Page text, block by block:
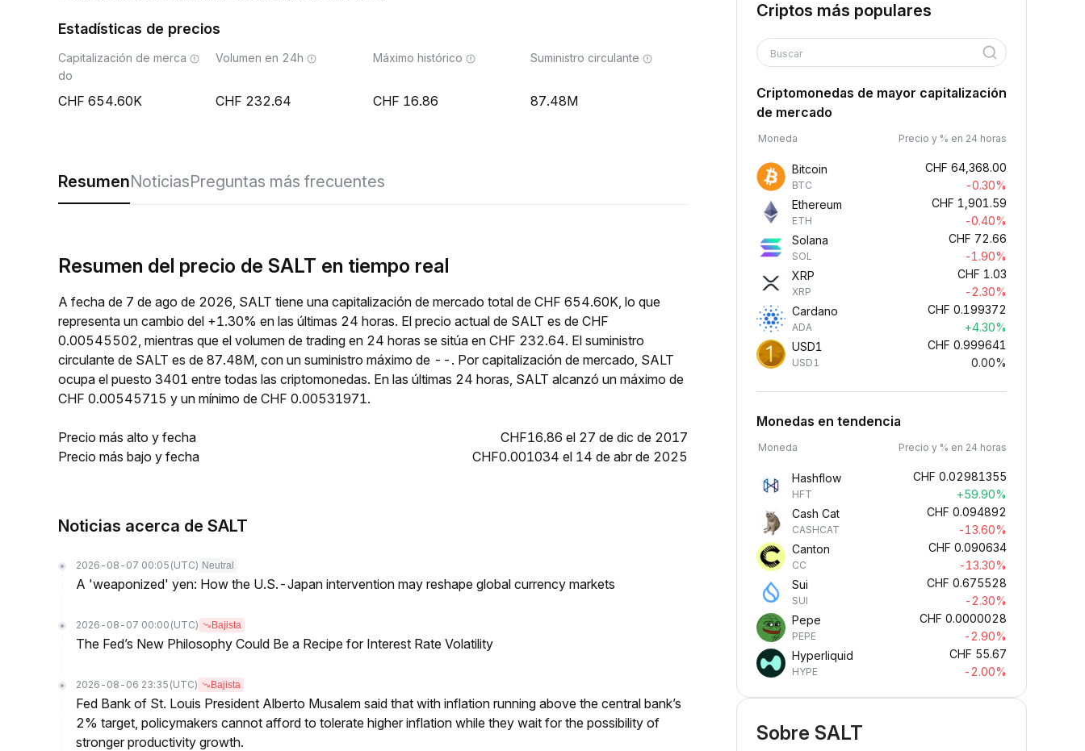
Estadísticas de precios
Capitalización de merca
do
654.60K
Volumen en 24h
232.64
Máximo histórico
16.86
Suministro circulante
87.48M
ResumenNoticiasPreguntas más frecuentes
Resumen del precio de SALT en tiempo real
A fecha de 7 de ago de 2026, SALT tiene una capitalización de mercado total de CHF 654.60K, lo que
representa un cambio del +1.30% en las últimas 24 horas. El precio actual de SALT es de CHF
0.00545502, mientras que el volumen de trading en 24 horas se sitúa en CHF 232.64. El suministro
circulante de SALT es de 87.48M, con un suministro máximo de --. Por capitalización de mercado, SALT
ocupa el puesto 3401 entre todas las criptomonedas. En las últimas 24 horas, SALT alcanzó un máximo de
CHF 0.00545715 y un mínimo de CHF 0.00531971.
Precio más alto y fecha
CHF16.86 el 27 de dic de 2017
Precio más bajo y fecha
CHF0.001034 el 14 de abr de 2025
Noticias acerca de SALT
2026-08-07 00:05 (UTC) Neutral
A 'weaponized' yen: How the U.S.-Japan intervention may reshape global currency markets
2026-08-07 00:00 (UTC) Bajista
The Fed’s New Philosophy Could Be a Recipe for Interest Rate Volatility
2026-08-06 23:35 (UTC) Bajista
Fed Bank of St. Louis President Alberto Musalem said that with inflation running above the central bank’s
2% target, policymakers cannot afford to tolerate higher inflation while they wait for the possibility of
stronger productivity growth.
Criptos más populares
Buscar
Criptomonedas de mayor capitalización
de mercado
Moneda Precio y % en 24 horas
Bitcoin
BTC
CHF 64,368.00
-0.30%
Ethereum
ETH
CHF 1,901.59
-0.40%
Solana
SOL
CHF 72.66
-1.90%
XRP
XRP
CHF 1.03
-2.30%
Cardano
ADA
CHF 0.199372
+4.30%
USD1
USD1
CHF 0.999641
0.00%
Monedas en tendencia
Moneda Precio y % en 24 horas
Hashflow
HFT
CHF 0.02981355
+59.90%
Cash Cat
CASHCAT
CHF 0.094892
-13.60%
Canton
CC
CHF 0.090634
-13.30%
Sui
SUI
CHF 0.675528
-2.30%
Pepe
PEPE
CHF 0.0000028
-2.90%
Hyperliquid
HYPE
CHF 55.67
-2.00%
Sobre SALT